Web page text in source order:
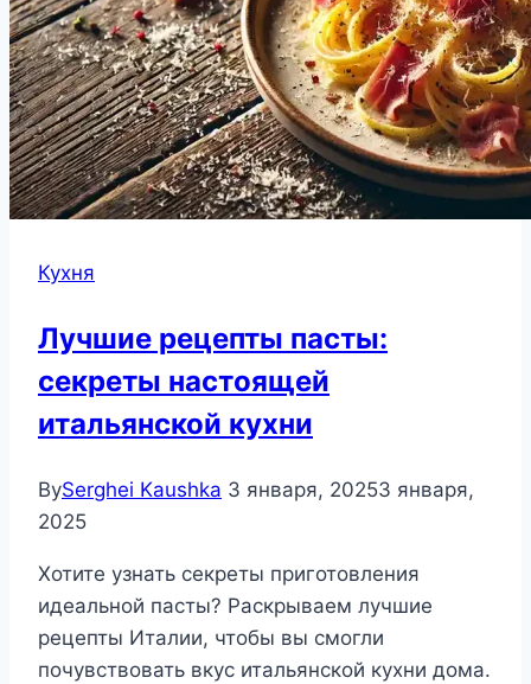
Кухня
Лучшие рецепты пасты:
секреты настоящей
итальянской кухни
BySerghei Kaushka 3 января, 20253 января,
2025
Хотите узнать секреты приготовления
идеальной пасты? Раскрываем лучшие
рецепты Италии, чтобы вы смогли
почувствовать вкус итальянской кухни дома.